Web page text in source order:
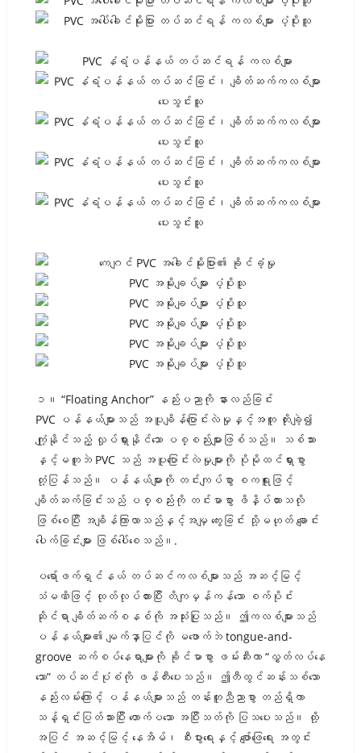
၁။ “Floating Anchor” နည်းပညာကို နားလည်ခြင်း
PVC ပန်နယ်များသည် အပူချိန်ပြောင်းလဲမှုနှင့်အတူ တိုးချဲ့၍
ကျုံ့နိုင်သည့် လှုပ်ရှားနိုင်သော ပစ္စည်းများဖြစ်သည်။ သစ်သား
နှင့်မတူဘဲ PVC သည် အပူပြောင်းလဲမှုများကို ပိုမိုထင်ရှားစွာ
တုံ့ပြန်သည်။ ပန်နယ်များကို တင်းကျပ်စွာ စကရူးဖြင့်
ချိတ်ဆက်ခြင်းသည် ပစ္စည်းကို တင်းမာစွာ ဖိနှိပ်ထားသလို
ဖြစ်စေပြီး အချိန်ကြာလာသည်နှင့်အမျှ ကွေးခြင်း သို့မဟုတ် ချောင်း
ပေါက်ခြင်းများ ဖြစ်ပေါ်စေသည်။.
ပရော်ဖက်ရှင်နယ် တပ်ဆင်ကလစ်များသည် အဆင့်မြင့်
သံမဏိဖြင့် ထုတ်လုပ်ထားပြီး တိကျမှန်ကန်သော စက်ပိုင်း
ဆိုင်ရာ ချိတ်ဆက်စနစ်ကို အသုံးပြုသည်။ ဤကလစ်များသည်
ပန်နယ်များ၏ မျက်နှာပြင်ကို မဖောက်ဘဲ tongue-and-
groove ဆက်စပ်နေရာများကို ခိုင်မာစွာ ဖမ်းဆီးကာ “လွှတ်လပ်နေ
သော” တပ်ဆင်ပုံစံကို ဖန်တီးပေးသည်။ ဤတီထွင်ဆန်းသစ်သော
နည်းလမ်းကြောင့် ပန်နယ်များသည် တန်းတူညီညာစွာ တည်ရှိကာ
သန့်ရှင်းပြတ်သားပြီး တောက်ပသော အပြီးသတ်ကို ပြသပေးသည်။ ထို့
အပြင် အဆင့်မြင့် နေအိမ်၊ စီးပွားရေးနှင့် ဖျော်ဖြေရေး အတွင်း